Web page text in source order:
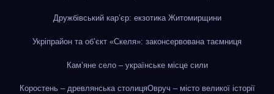
Дружбівський кар’єр: екзотика Житомирщини
Укріпрайон та об’єкт «Скеля»: законсервована таємниця
Кам’яне село – українське місце сили
Коростень – древлянська столицяОвруч – місто великої історії